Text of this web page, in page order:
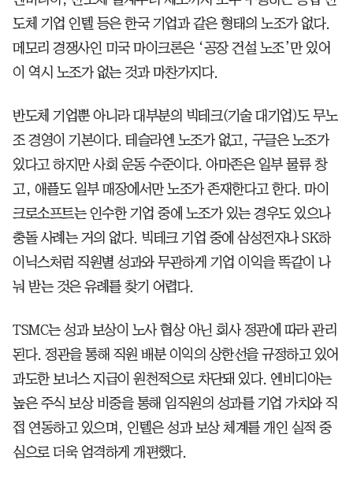
도체 기업 인텔 등은 한국 기업과 같은 형태의 노조가 없다.
메모리 경쟁사인 미국 마이크론은 ‘공장 건설 노조’만 있어
이 역시 노조가 없는 것과 마찬가지다.
반도체 기업뿐 아니라 대부분의 빅테크(기술 대기업)도 무노
조 경영이 기본이다. 테슬라엔 노조가 없고, 구글은 노조가
있다고 하지만 사회 운동 수준이다. 아마존은 일부 물류 창
고, 애플도 일부 매장에서만 노조가 존재한다고 한다. 마이
크로소프트는 인수한 기업 중에 노조가 있는 경우도 있으나
충돌 사례는 거의 없다. 빅테크 기업 중에 삼성전자나 SK하
이닉스처럼 직원별 성과와 무관하게 기업 이익을 똑같이 나
눠 받는 것은 유례를 찾기 어렵다.
TSMC는 성과 보상이 노사 협상 아닌 회사 정관에 따라 관리
된다. 정관을 통해 직원 배분 이익의 상한선을 규정하고 있어
과도한 보너스 지급이 원천적으로 차단돼 있다. 엔비디아는
높은 주식 보상 비중을 통해 임직원의 성과를 기업 가치와 직
접 연동하고 있으며, 인텔은 성과 보상 체계를 개인 실적 중
심으로 더욱 엄격하게 개편했다.